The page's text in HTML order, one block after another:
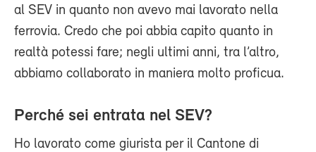
al SEV in quanto non avevo mai lavorato nella
ferrovia. Credo che poi abbia capito quanto in
realtà potessi fare; negli ultimi anni, tra l’altro,
abbiamo collaborato in maniera molto proficua.
Perché sei entrata nel SEV?
Ho lavorato come giurista per il Cantone di